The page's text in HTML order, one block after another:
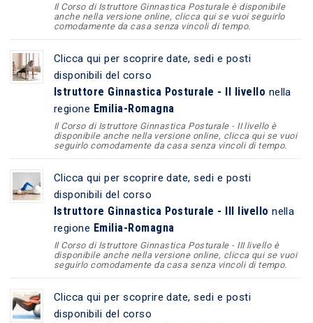
Il Corso di Istruttore Ginnastica Posturale è disponibile
anche nella versione online, clicca qui se vuoi seguirlo
comodamente da casa senza vincoli di tempo.
Clicca qui per scoprire date, sedi e posti
disponibili del corso
Istruttore Ginnastica Posturale - II livello nella
regione Emilia-Romagna
Il Corso di Istruttore Ginnastica Posturale - II livello è
disponibile anche nella versione online, clicca qui se vuoi
seguirlo comodamente da casa senza vincoli di tempo.
Clicca qui per scoprire date, sedi e posti
disponibili del corso
Istruttore Ginnastica Posturale - III livello nella
regione Emilia-Romagna
Il Corso di Istruttore Ginnastica Posturale - III livello è
disponibile anche nella versione online, clicca qui se vuoi
seguirlo comodamente da casa senza vincoli di tempo.
Clicca qui per scoprire date, sedi e posti
disponibili del corso